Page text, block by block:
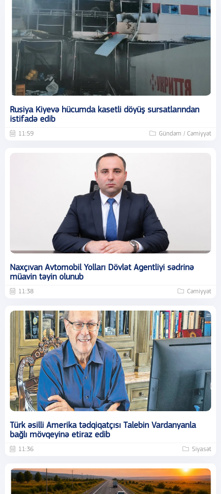
Rusiya Kiyevə hücumda kasetli döyüş sursatlarından
istifadə edib
11:59 Gündəm / Cəmiyyət
Naxçıvan Avtomobil Yolları Dövlət Agentliyi sədrinə
müavin təyin olunub
11:38 Cəmiyyət
Türk əsilli Amerika tədqiqatçısı Talebin Vardanyanla
bağlı mövqeyinə etiraz edib
11:36 Siyasət